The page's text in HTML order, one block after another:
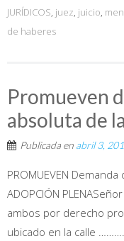
JURÍDICOS, juez, juicio,
de haberes
Promueven
absoluta de
Publicada en abril 3,
PROMUEVEN Demanda
ADOPCIÓN
ambos por derecho
ubicado en la calle